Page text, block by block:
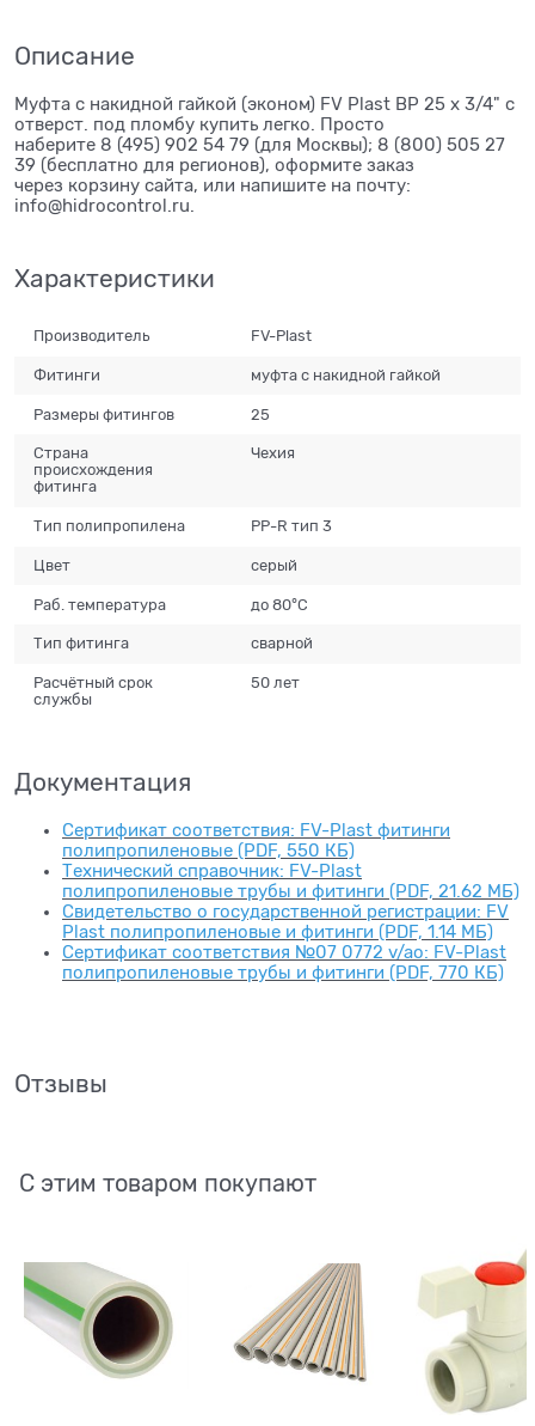
Описание
Муфта с накидной гайкой (эконом) FV Plast ВР 25 х 3/4" с
отверст. под пломбу купить легко. Просто
наберите 8 (495) 902 54 79 (для Москвы); 8 (800) 505 27
39 (бесплатно для регионов), оформите заказ
через корзину сайта, или напишите на почту:
info@hidrocontrol.ru.
Характеристики
Производитель FV-Plast
Фитинги муфта с накидной гайкой
Размеры фитингов 25
Страна
происхождения
фитинга
Чехия
Тип полипропилена PP-R тип 3
Цвет серый
Раб. температура до 80°С
Тип фитинга сварной
Расчётный срок
службы
50 лет
Документация
Сертификат соответствия: FV-Plast фитинги
полипропиленовые (PDF, 550 КБ)
Технический справочник: FV-Plast
полипропиленовые трубы и фитинги (PDF, 21.62 МБ)
Свидетельство о государственной регистрации: FV
Plast полипропиленовые и фитинги (PDF, 1.14 МБ)
Сертификат соответствия №07 0772 v/ao: FV-Plast
полипропиленовые трубы и фитинги (PDF, 770 КБ)
Отзывы
С этим товаром покупают